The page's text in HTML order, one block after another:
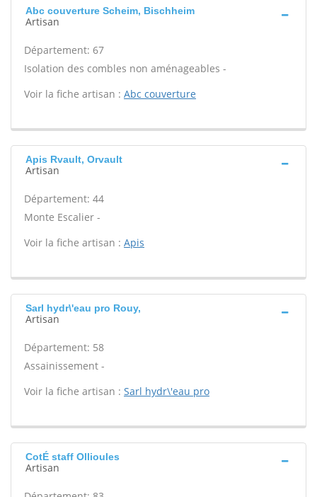
Abc couverture Scheim, Bischheim
Artisan
Département: 67
Isolation des combles non aménageables -
Voir la fiche artisan : Abc couverture
Apis Rvault, Orvault
Artisan
Département: 44
Monte Escalier -
Voir la fiche artisan : Apis
Sarl hydr\'eau pro Rouy,
Artisan
Département: 58
Assainissement -
Voir la fiche artisan : Sarl hydr\'eau pro
CotÉ staff Ollioules
Artisan